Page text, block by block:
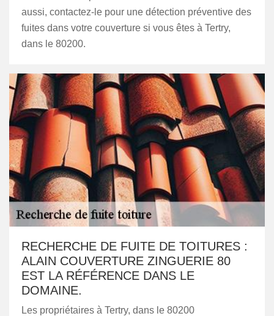
aussi, contactez-le pour une détection préventive des
fuites dans votre couverture si vous êtes à Tertry,
dans le 80200.
RECHERCHE DE FUITE DE TOITURES :
ALAIN COUVERTURE ZINGUERIE 80
EST LA RÉFÉRENCE DANS LE
DOMAINE.
Les propriétaires à Tertry, dans le 80200